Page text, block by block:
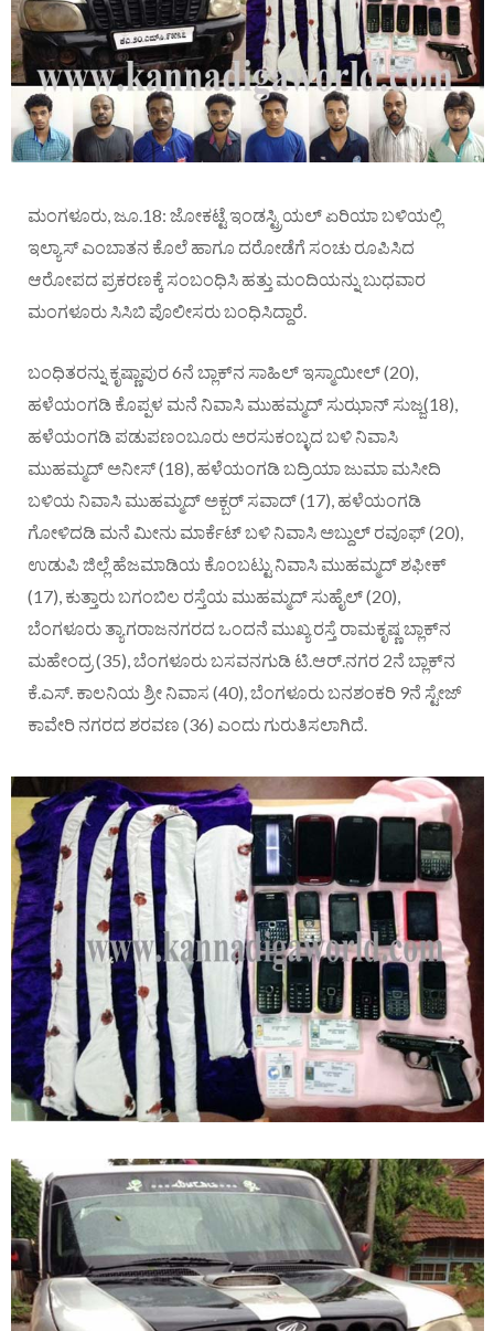
ಮಂಗಳೂರು, ಜೂ.18: ಜೋಕಟ್ಟೆ ಇಂಡಸ್ಟ್ರಿಯಲ್ ಏರಿಯಾ ಬಳಿಯಲ್ಲಿ
ಇಲ್ಯಾಸ್ ಎಂಬಾತನ ಕೊಲೆ ಹಾಗೂ ದರೋಡೆಗೆ ಸಂಚು ರೂಪಿಸಿದ
ಆರೋಪದ ಪ್ರಕರಣಕ್ಕೆ ಸಂಬಂಧಿಸಿ ಹತ್ತು ಮಂದಿಯನ್ನು ಬುಧವಾರ
ಮಂಗಳೂರು ಸಿಸಿಬಿ ಪೊಲೀಸರು ಬಂಧಿಸಿದ್ದಾರೆ.
ಬಂಧಿತರನ್ನು ಕೃಷ್ಣಾಪುರ 6ನೆ ಬ್ಲಾಕ್‌ನ ಸಾಹಿಲ್ ಇಸ್ಮಾಯೀಲ್ (20),
ಹಳೆಯಂಗಡಿ ಕೊಪ್ಪಳ ಮನೆ ನಿವಾಸಿ ಮುಹಮ್ಮದ್ ಸುಝಾನ್ ಸುಜ್ಜ(18),
ಹಳೆಯಂಗಡಿ ಪಡುಪಣಂಬೂರು ಅರಸುಕಂಬ್ಳದ ಬಳಿ ನಿವಾಸಿ
ಮುಹಮ್ಮದ್ ಅನೀಸ್ (18), ಹಳೆಯಂಗಡಿ ಬದ್ರಿಯಾ ಜುಮಾ ಮಸೀದಿ
ಬಳಿಯ ನಿವಾಸಿ ಮುಹಮ್ಮದ್ ಅಕ್ಬರ್ ಸವಾದ್ (17), ಹಳೆಯಂಗಡಿ
ಗೋಳಿದಡಿ ಮನೆ ಮೀನು ಮಾರ್ಕೆಟ್ ಬಳಿ ನಿವಾಸಿ ಅಬ್ದುಲ್ ರವೂಫ್ (20),
ಉಡುಪಿ ಜಿಲ್ಲೆ ಹೆಜಮಾಡಿಯ ಕೊಂಬಟ್ಟು ನಿವಾಸಿ ಮುಹಮ್ಮದ್ ಶಫೀಕ್
(17), ಕುತ್ತಾರು ಬಗಂಬಿಲ ರಸ್ತೆಯ ಮುಹಮ್ಮದ್ ಸುಹೈಲ್ (20),
ಬೆಂಗಳೂರು ತ್ಯಾಗರಾಜನಗರದ ಒಂದನೆ ಮುಖ್ಯ ರಸ್ತೆ ರಾಮಕೃಷ್ಣ ಬ್ಲಾಕ್‌ನ
ಮಹೇಂದ್ರ (35), ಬೆಂಗಳೂರು ಬಸವನಗುಡಿ ಟಿ.ಆರ್.ನಗರ 2ನೆ ಬ್ಲಾಕ್‌ನ
ಕೆ.ಎಸ್. ಕಾಲನಿಯ ಶ್ರೀ ನಿವಾಸ (40), ಬೆಂಗಳೂರು ಬನಶಂಕರಿ 9ನೆ ಸ್ಟೇಜ್
ಕಾವೇರಿ ನಗರದ ಶರವಣ (36) ಎಂದು ಗುರುತಿಸಲಾಗಿದೆ.